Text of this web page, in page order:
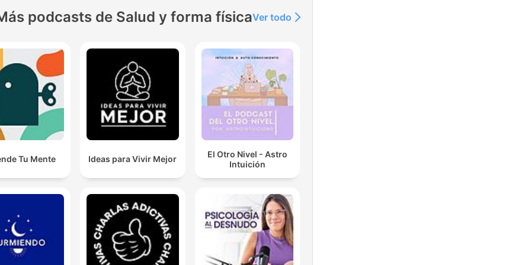
podcasts de Salud y forma físicaVer todo
Tu Mente Ideas para Vivir Mejor
El Otro Nivel - Astro
Intuición